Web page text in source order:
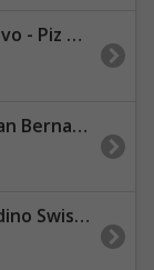
Varuna
Swiss Alps
Alps